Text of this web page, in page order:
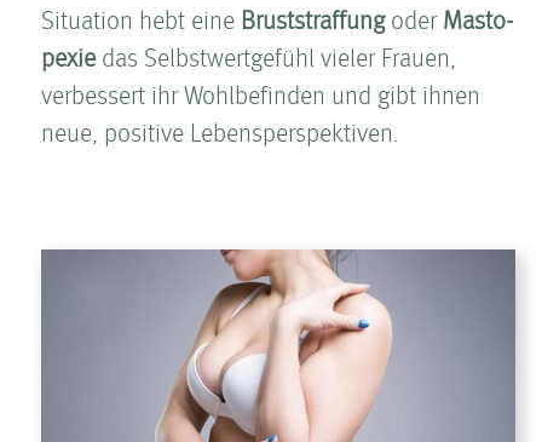
Situation hebt eine Brust­straffungoder Masto­
pexie das Selbstwertgefühl vieler Frauen,
verbessert ihr Wohlbefinden und gibt ihnen
neue, positive Lebensperspektiven.